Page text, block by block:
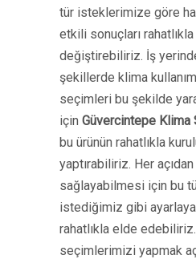
tür isteklerimize göre
etkili sonuçları
değiştirebiliriz. İş
şekillerde klima
seçimleri bu şekilde
için Güvercintepe Klima
bu ürünün rahatlıkla
yaptırabiliriz. Her
sağlayabilmesi için bu
istediğimiz gibi
rahatlıkla elde
seçimlerimizi yapmak